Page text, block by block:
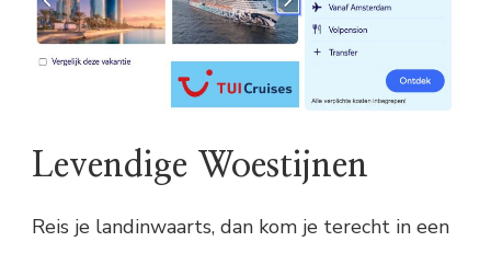
Levendige Woestijnen
Reis je landinwaarts, dan kom je terecht in een